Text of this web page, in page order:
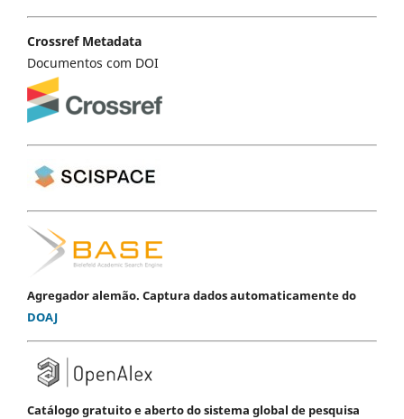
Crossref Metadata
Documentos com DOI
Agregador alemão. Captura dados automaticamente do
DOAJ
Catálogo gratuito e aberto do sistema global de pesquisa